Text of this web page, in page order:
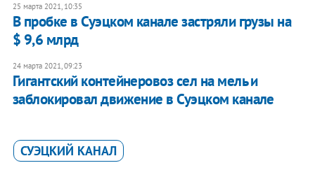
25 марта 2021, 10:35
В пробке в Суэцком канале застряли грузы на
$ 9,6 млрд
24 марта 2021, 09:23
Гигантский контейнеровоз сел на мель и
заблокировал движение в Суэцком канале
СУЭЦКИЙ КАНАЛ